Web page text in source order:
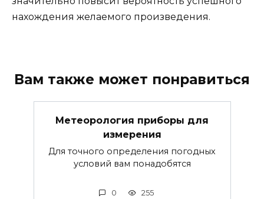
нахождения желаемого произведения.
Вам также может понравиться
Метеорология приборы для
измерения
Для точного определения погодных
условий вам понадобятся
0 255